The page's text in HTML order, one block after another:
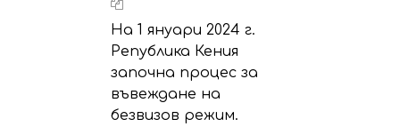
На 1 януари 2024 г.
Република Кения
започна процес за
въвеждане на
безвизов режим.